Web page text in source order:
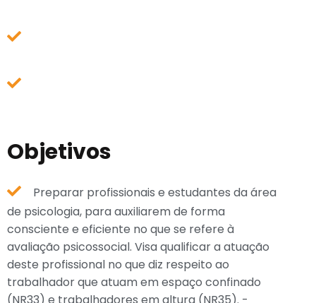
Objetivos
Preparar profissionais e estudantes da área
de psicologia, para auxiliarem de forma
consciente e eficiente no que se refere à
avaliação psicossocial. Visa qualificar a atuação
deste profissional no que diz respeito ao
trabalhador que atuam em espaço confinado
(NR33) e trabalhadores em altura (NR35). -